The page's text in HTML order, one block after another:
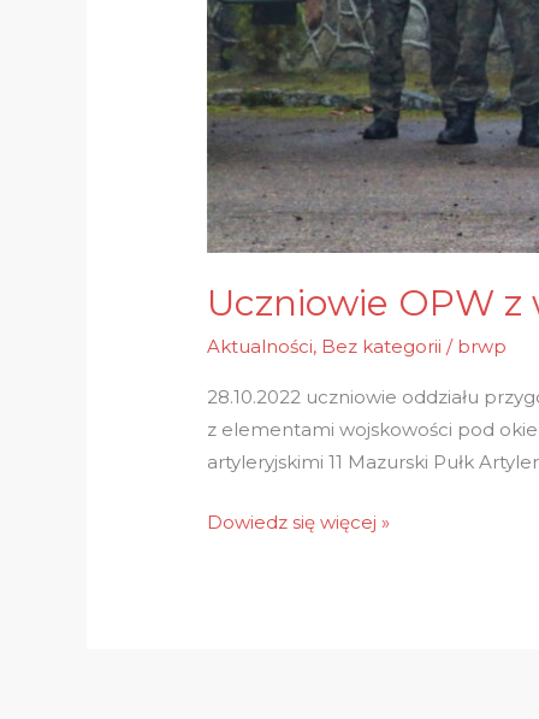
Uczniowie OPW z
Aktualności, Bez kategorii / brwp
28.10.2022 uczniowie oddziału
z elementami wojskowości pod
artyleryjskimi 11 Mazurski Pułk
Dowiedz się więcej »